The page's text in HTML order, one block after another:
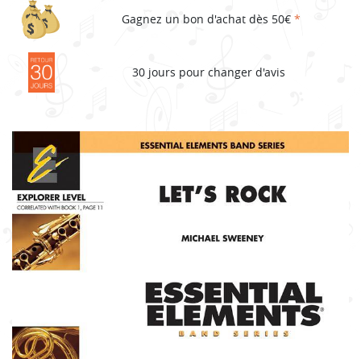
Gagnez un bon d'achat dès 50€ *
30 jours pour changer d'avis